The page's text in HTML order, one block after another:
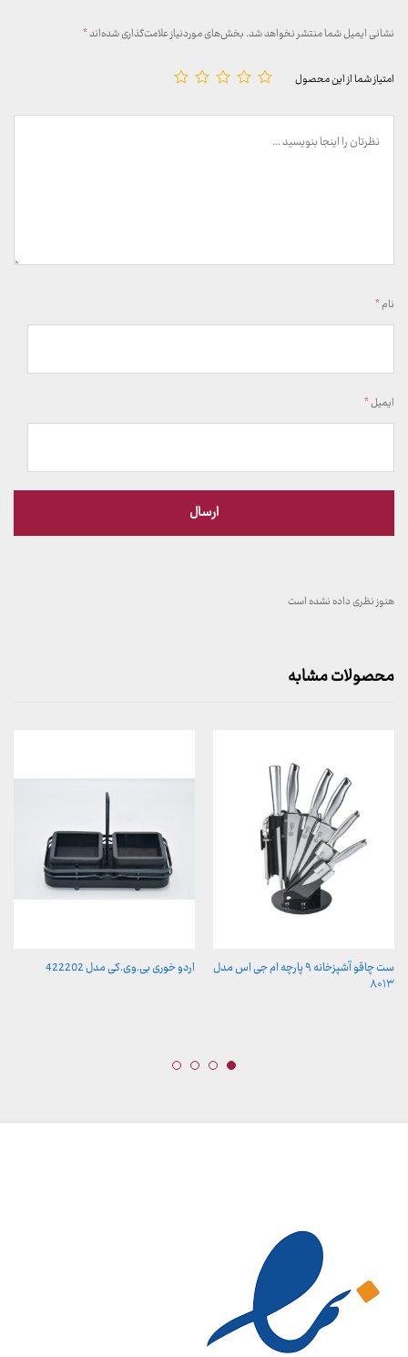
نشانی ایمیل شما منتشر نخواهد شد.بخش‌های موردنیاز علامت‌گذاری شده‌اند*
امتیاز شما از این محصول
نام*
ایمیل*
هنوز نظری داده نشده است
محصولات مشابه
ست چاقو آشپزخانه ۹ پارچه ام جی اس مدل
۸۰۱۳
اردو خوری بی.وی.کی مدل 422202